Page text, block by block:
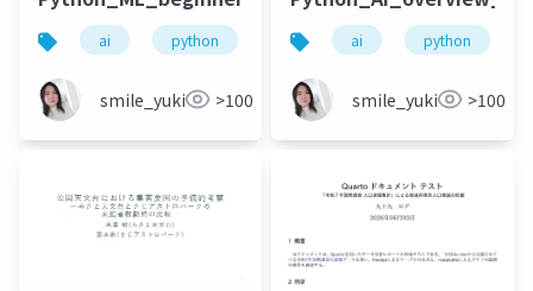
ai python 機械学習 data分析
smile_yukiko_it>100
ai python
smile_yukiko_it>100